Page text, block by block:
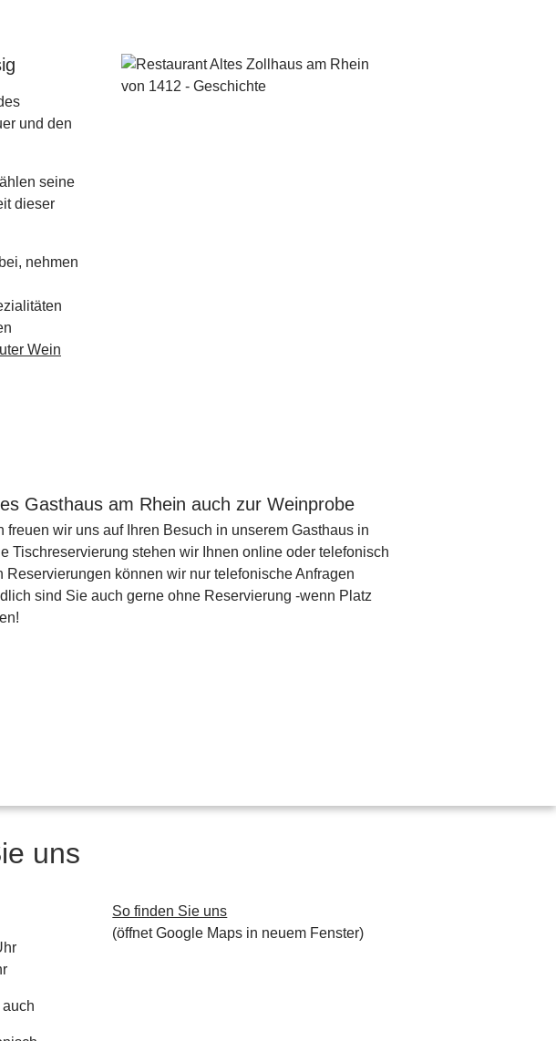
und den
seine
dieser
nehmen
Wein
Gasthaus am Rhein auch zur Weinprobe
freuen wir uns auf Ihren Besuch in unserem Gasthaus in
Tischreservierung stehen wir Ihnen online oder telefonisch
Reservierungen können wir nur telefonische Anfragen
sind Sie auch gerne ohne Reservierung -wenn Platz
uns
So finden Sie uns
(öffnet Google Maps in neuem Fenster)